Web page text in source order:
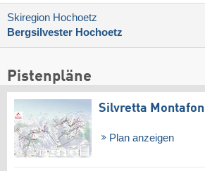
Skiregion Hochoetz
Bergsilvester Hochoetz
Pistenpläne
Silvretta Montafon
Plan anzeigen